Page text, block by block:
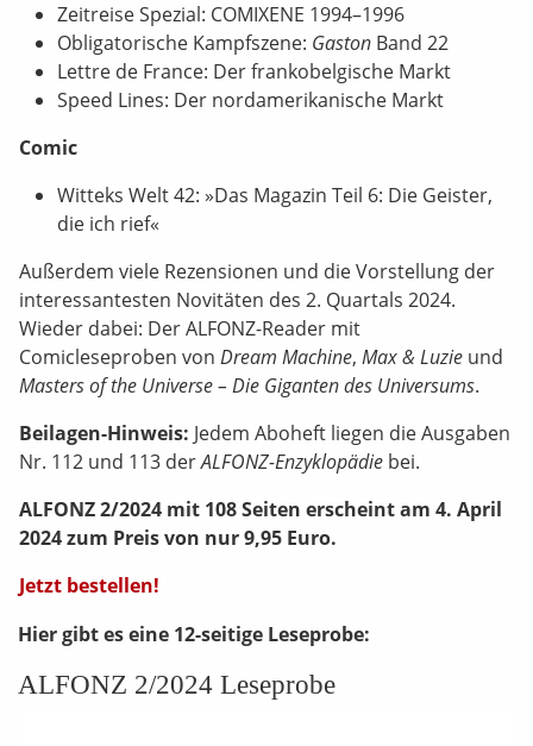
Zeitreise Spezial: COMIXENE 1994–1996
Obligatorische Kampfszene: Gaston Band 22
Lettre de France: Der frankobelgische Markt
Speed Lines: Der nordamerikanische Markt
Comic
Witteks Welt 42: »Das Magazin Teil 6: Die Geister,
die ich rief«
Außerdem viele Rezensionen und die Vorstellung der
interessantesten Novitäten des 2. Quartals 2024.
Wieder dabei: Der ALFONZ-Reader mit
Comicleseproben von Dream Machine, Max & Luzie und
Masters of the Universe – Die Giganten des Universums.
Beilagen-Hinweis: Jedem Aboheft liegen die Ausgaben
Nr. 112 und 113 derALFONZ-Enzyklopädie bei.
ALFONZ 2/2024 mit 108 Seiten erscheint am 4. April
2024 zum Preis von nur 9,95 Euro.
Jetzt bestellen!
Hier gibt es eine 12-seitige Leseprobe:
ALFONZ 2/2024 Leseprobe